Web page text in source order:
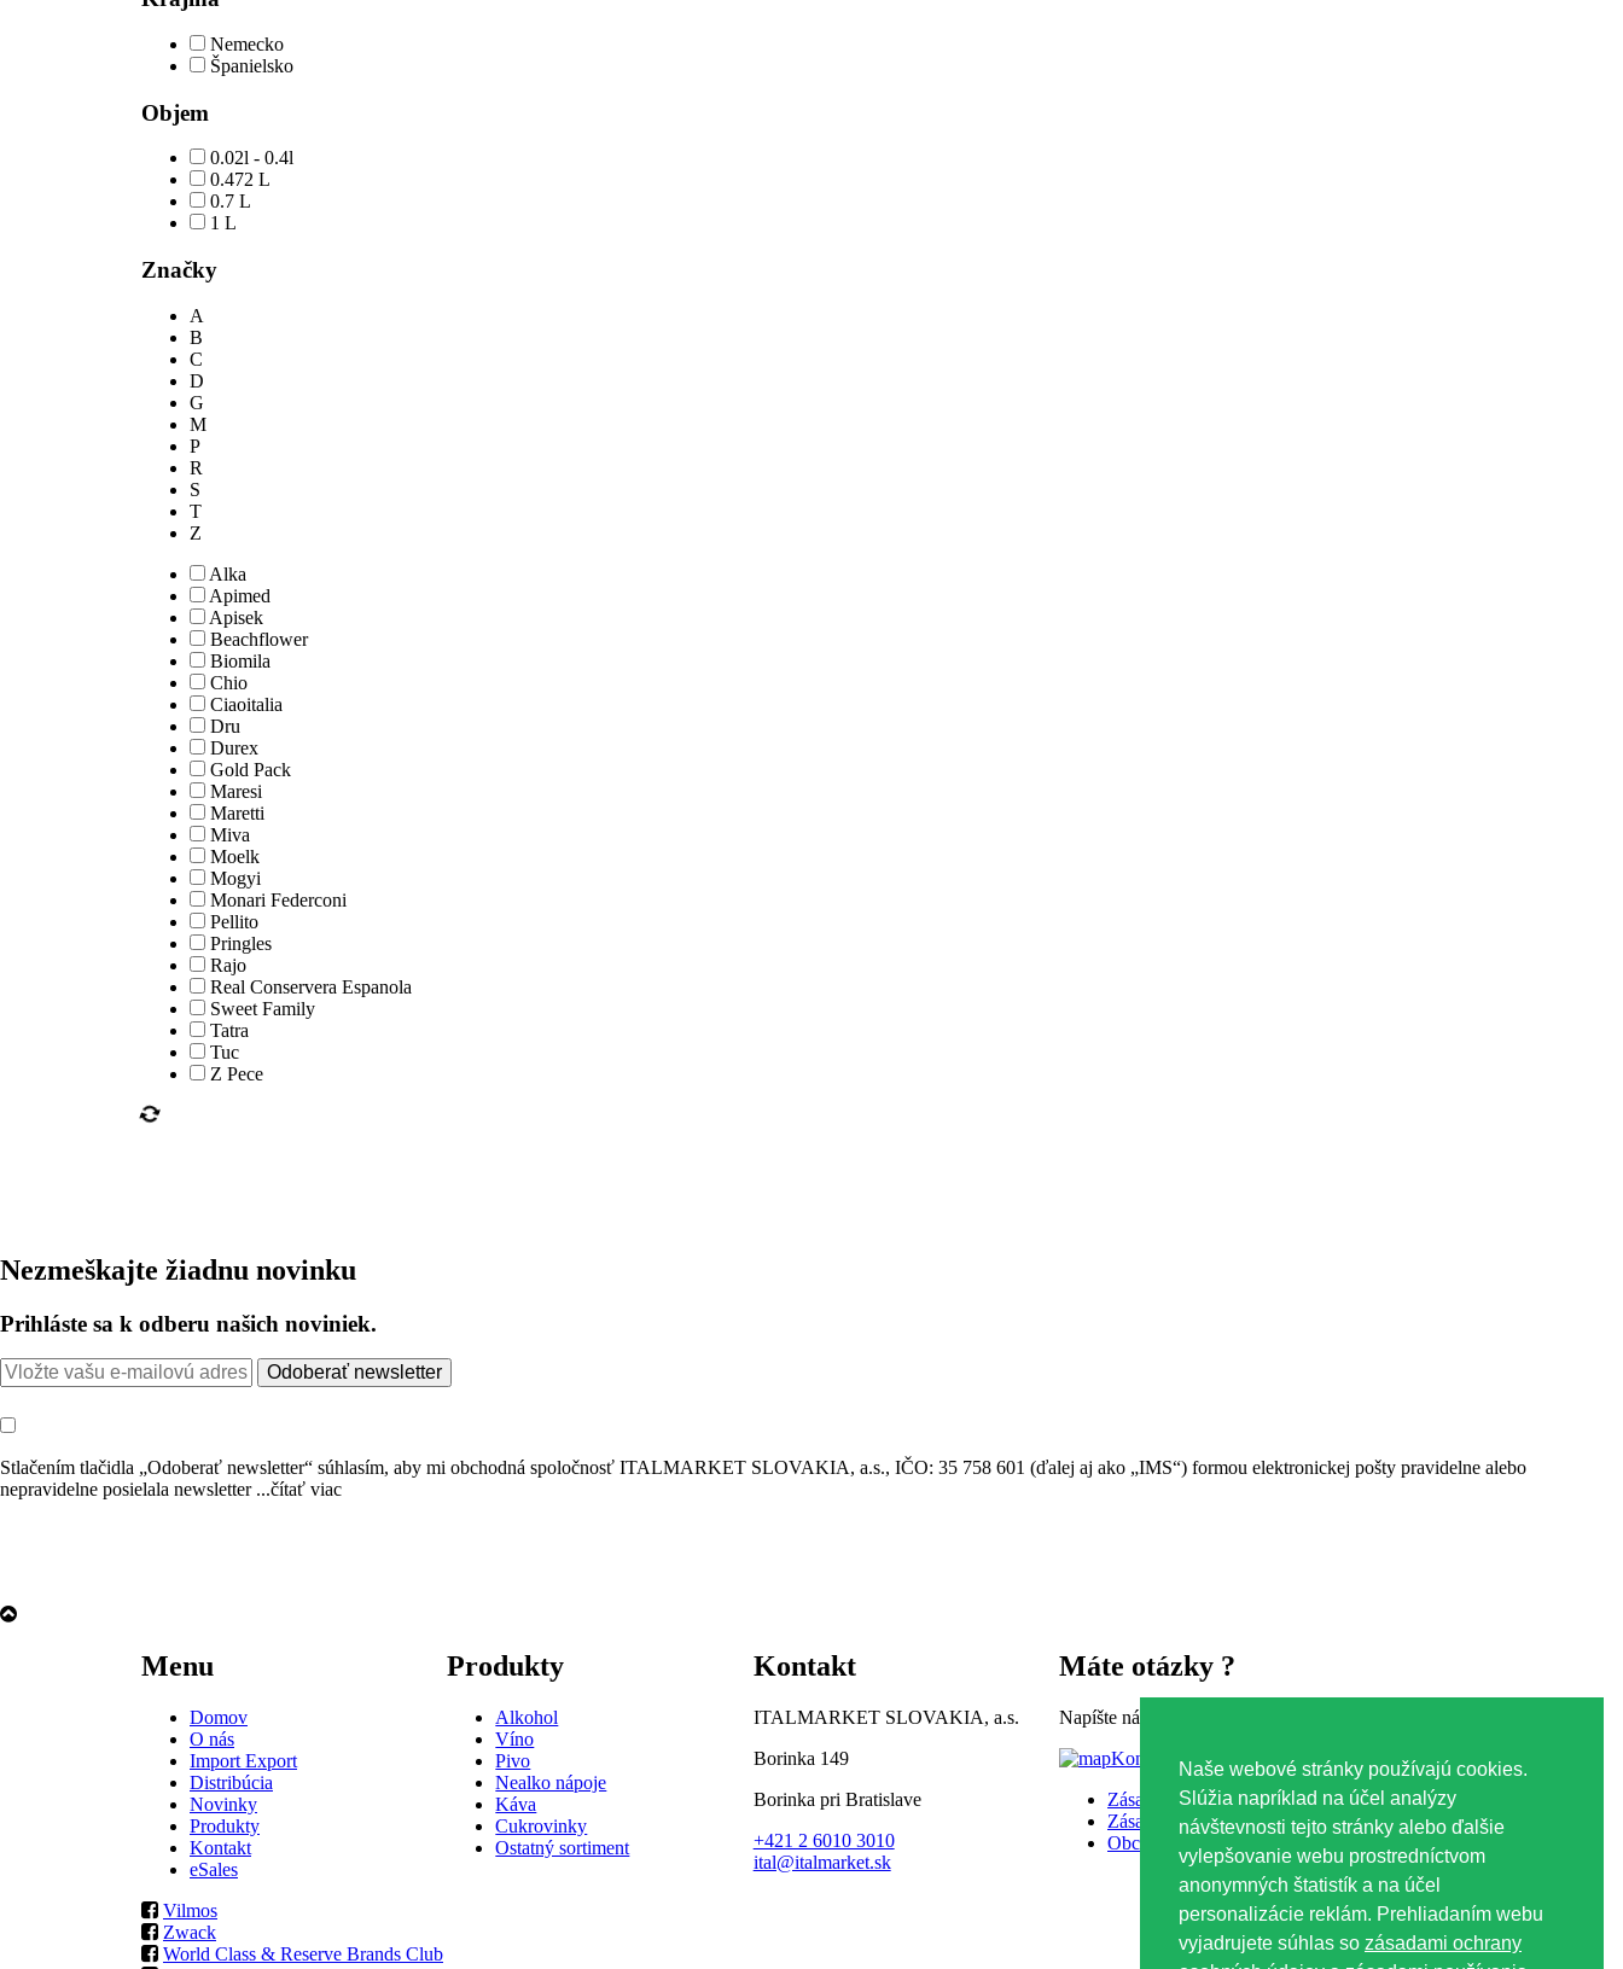
Naše webové stránky používajú cookies.
Slúžia napríklad na účel analýzy
návštevnosti tejto stránky alebo ďalšie
vylepšovanie webu prostredníctvom
anonymných štatistík a na účel
personalizácie reklám. Prehliadaním webu
vyjadrujete súhlas so zásadami ochrany
Nemecko
Španielsko
Objem
0.02l - 0.4l
0.472 L
0.7 L
1 L
Značky
A
B
C
D
G
M
P
R
S
T
Z
Alka
Apimed
Apisek
Beachflower
Biomila
Chio
Ciaoitalia
Dru
Durex
Gold Pack
Maresi
Maretti
Miva
Moelk
Mogyi
Monari Federconi
Pellito
Pringles
Rajo
Real Conservera Espanola
Sweet Family
Tatra
Tuc
Z Pece
Nezmeškajte žiadnu novinku
Prihláste sa k odberu našich noviniek.
Odoberať newsletter
Stlačením tlačidla „Odoberať newsletter“ súhlasím, aby mi obchodná spoločnosť ITALMARKET SLOVAKIA, a.s., IČO: 35 758 601 (ďalej aj ako „IMS“) formou elektronickej pošty pravidelne alebo
nepravidelne posielala newsletter ...čítať viac
Menu
Domov
O nás
Import Export
Distribúcia
Novinky
Produkty
Kontakt
eSales
Produkty
Alkohol
Víno
Pivo
Nealko nápoje
Káva
Cukrovinky
Ostatný sortiment
Kontakt
ITALMARKET SLOVAKIA, a.s.
Borinka 149
Borinka pri Bratislave
+421 2 6010 3010
ital@italmarket.sk
Máte otázky ?
Napíšte nám alebo nás navštívte
Kontaktný formulár
Zásady ochrany osobných údajov
Zásady používania súborov Cookies
Obchodné podmienky
Vilmos
Zwack
World Class & Reserve Brands Club